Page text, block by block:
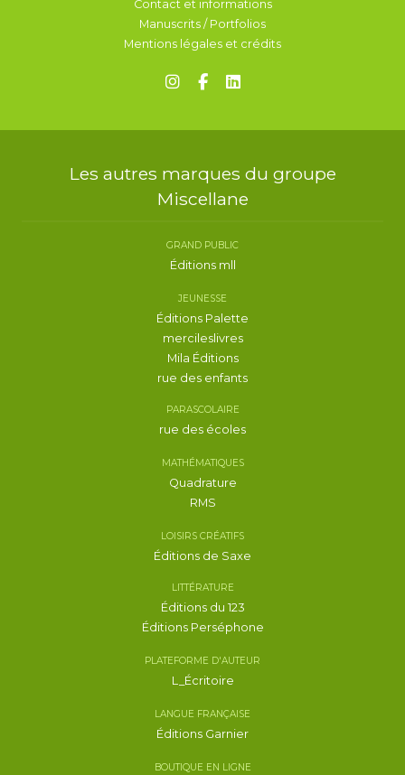
Contact et informations
Manuscrits / Portfolios
Mentions légales et crédits
Les autres marques du groupe
Miscellane
GRAND PUBLIC
Éditions mll
JEUNESSE
Éditions Palette
mercileslivres
Mila Éditions
rue des enfants
PARASCOLAIRE
rue des écoles
MATHÉMATIQUES
Quadrature
RMS
LOISIRS CRÉATIFS
Éditions de Saxe
LITTÉRATURE
Éditions du 123
Éditions Perséphone
PLATEFORME D'AUTEUR
L_Écritoire
LANGUE FRANÇAISE
Éditions Garnier
BOUTIQUE EN LIGNE